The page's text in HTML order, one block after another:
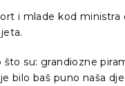
i mlade kod ministra
su: grandiozne
bilo baš puno naša